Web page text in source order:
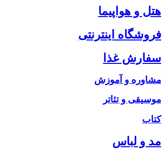
هتل و هواپیما
فروشگاه اینترنتی
سفارش غذا
مشاوره و آموزش
موسیقی و تئاتر
کتاب
مد و لباس